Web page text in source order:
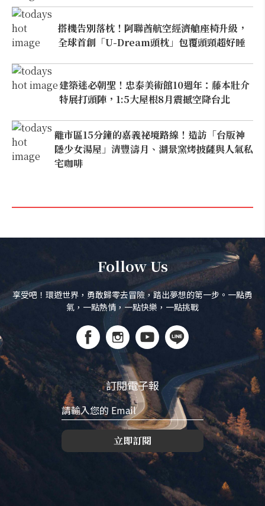
搭機告別落枕！阿聯酋航空經濟艙座椅升級，
全球首創「U-Dream頭枕」包覆頭頸超好睡
建築迷必朝聖！忠泰美術館10週年：藤本壯介
特展打頭陣，1:5大屋根8月震撼空降台北
離市區15分鐘的嘉義祕境路線！造訪「台版神
隱少女湯屋」清豐濤月、湖景窯烤披薩與人氣私
宅咖啡
Follow Us
享受吧！環遊世界，勇敢歸零去冒險，踏出夢想的第一步。一點勇
氣，一點熱情，一點快樂，一點挑戰
訂閱電子報
立即訂閱